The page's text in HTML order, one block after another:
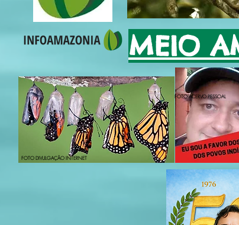
MEIO
FOTO DIVULGAÇÃO INTERNET
FOTO ACERVO PESSOAL